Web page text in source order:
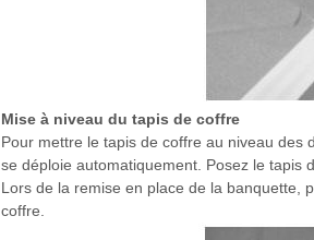
Mise à niveau du tapis de coffre
Pour mettre le tapis de coffre au niveau des
se déploie automatiquement. Posez le tapis
Lors de la remise en place de la banquette,
coffre.